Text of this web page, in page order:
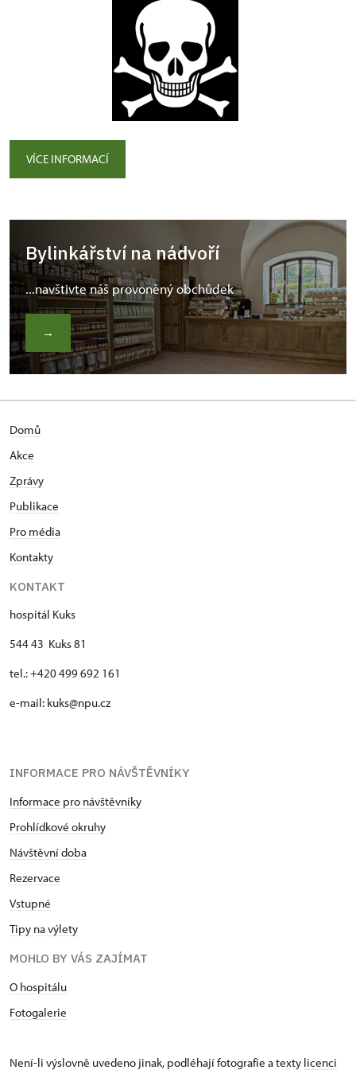
VÍCE INFORMACÍ
Bylinkářství na nádvoří
...navštivte náš provoněný obchůdek
→
Domů
Akce
Zprávy
Publikace
Pro média
Kontakty
KONTAKT
hospitál Kuks
544 43 Kuks 81
tel.: +420 499 692 161
e-mail: kuks@npu.cz
INFORMACE PRO NÁVŠTĚVNÍKY
Informace pro návštěvníky
Prohlídkové okruhy
Návštěvní doba
Rezervace
Vstupné
Tipy na výlety
MOHLO BY VÁS ZAJÍMAT
O hospitálu
Fotogalerie
Není-li výslovně uvedeno jinak, podléhají fotografie a texty licenci